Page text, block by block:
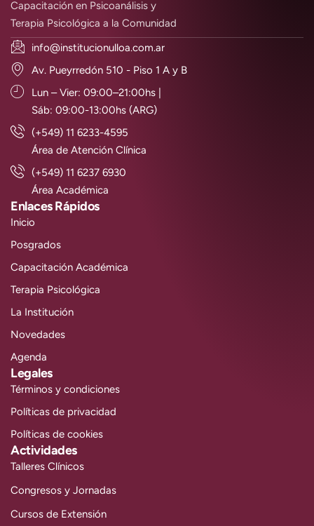
Capacitación en Psicoanálisis y
Terapia Psicológica a la Comunidad
info@institucionulloa.com.ar
Av. Pueyrredón 510 - Piso 1 A y B
Lun – Vier: 09:00–21:00hs |
Sáb: 09:00-13:00hs (ARG)
(+549) 11 6233-4595
Área de Atención Clínica
(+549) 11 6237 6930
Área Académica
Enlaces Rápidos
Inicio
Posgrados
Capacitación Académica
Terapia Psicológica
La Institución
Novedades
Agenda
Legales
Términos y condiciones
Políticas de privacidad
Políticas de cookies
Actividades
Talleres Clínicos
Congresos y Jornadas
Cursos de Extensión